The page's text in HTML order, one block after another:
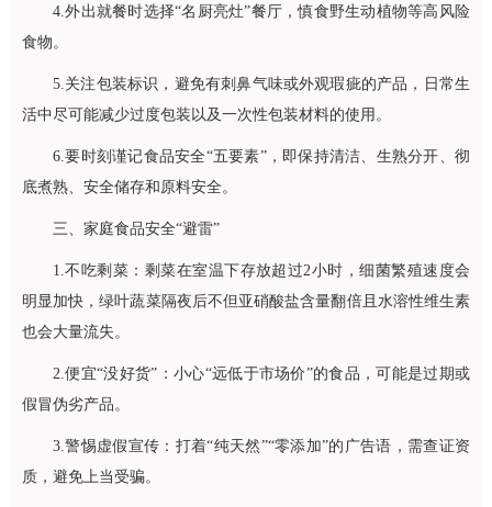
4.外出就餐时选择“名厨亮灶”餐厅，慎食野生动植物等高风险
食物。
5.关注包装标识，避免有刺鼻气味或外观瑕疵的产品，日常生
活中尽可能减少过度包装以及一次性包装材料的使用。
6.要时刻谨记食品安全“五要素”，即保持清洁、生熟分开、彻
底煮熟、安全储存和原料安全。
三、家庭食品安全“避雷”
1.不吃剩菜：剩菜在室温下存放超过2小时，细菌繁殖速度会
明显加快，绿叶蔬菜隔夜后不但亚硝酸盐含量翻倍且水溶性维生素
也会大量流失。
2.便宜“没好货”：小心“远低于市场价”的食品，可能是过期或
假冒伪劣产品。
3.警惕虚假宣传：打着“纯天然”“零添加”的广告语，需查证资
质，避免上当受骗。